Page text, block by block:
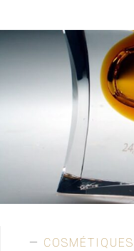
COSMÉTIQUES